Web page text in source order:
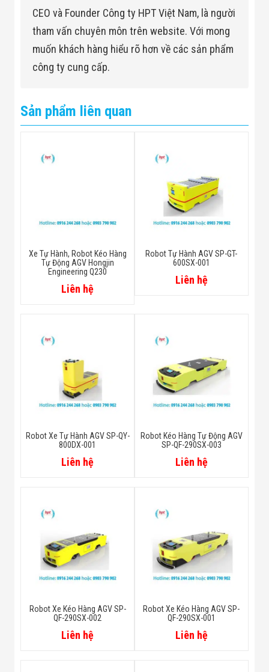
phương pháp
tính phí
Sạc thủ công / sạc tự động
(tùy chọn)
Tương tác giữa
Màn hình cảm ứng 4,3 inch
Hình thức báo
Âm thanh báo động và ánh
Pin lithium chất lượng cao
60Ah
Bảo vệ
Cảm biến chướng ngại
vật + cản tiếp xúc + nút dừng
CEO và Founder Công ty HPT Việt Nam, là người
tham vấn chuyên môn trên website. Với mong
muốn khách hàng hiểu rõ hơn về các sản phẩm
công ty cung cấp.
Sản phẩm liên quan
Xe Tự Hành, Robot Kéo Hàng
Tự Động AGV Hongjin
Engineering Q230
Liên hệ
Robot Tự Hành AGV SP-GT-
600SX-001
Liên hệ
Robot Xe Tự Hành AGV SP-QY-
800DX-001
Liên hệ
Robot Kéo Hàng Tự Động AGV
SP-QF-290SX-003
Liên hệ
Robot Xe Kéo Hàng AGV SP-
QF-290SX-002
Liên hệ
Robot Xe Kéo Hàng AGV SP-
QF-290SX-001
Liên hệ